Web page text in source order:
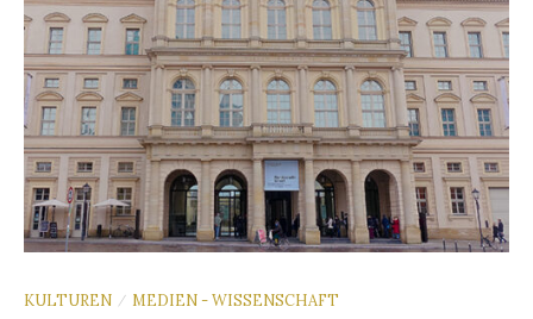
KULTUREN / MEDIEN - WISSENSCHAFT